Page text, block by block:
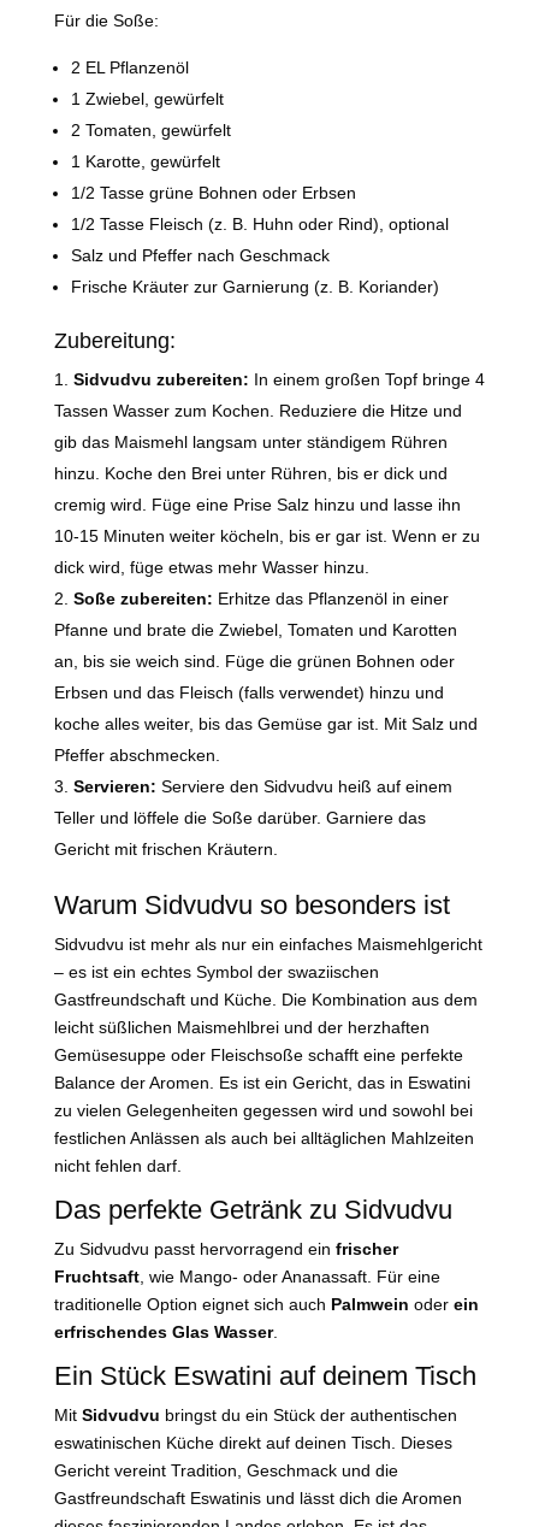
Für die Soße:
2 EL Pflanzenöl
1 Zwiebel, gewürfelt
2 Tomaten, gewürfelt
1 Karotte, gewürfelt
1/2 Tasse grüne Bohnen oder Erbsen
1/2 Tasse Fleisch (z. B. Huhn oder Rind), optional
Salz und Pfeffer nach Geschmack
Frische Kräuter zur Garnierung (z. B. Koriander)
Zubereitung:
Sidvudvu zubereiten: In einem großen Topf bringe 4
Tassen Wasser zum Kochen. Reduziere die Hitze und
gib das Maismehl langsam unter ständigem Rühren
hinzu. Koche den Brei unter Rühren, bis er dick und
cremig wird. Füge eine Prise Salz hinzu und lasse ihn
10-15 Minuten weiter köcheln, bis er gar ist. Wenn er zu
dick wird, füge etwas mehr Wasser hinzu.
Soße zubereiten: Erhitze das Pflanzenöl in einer
Pfanne und brate die Zwiebel, Tomaten und Karotten
an, bis sie weich sind. Füge die grünen Bohnen oder
Erbsen und das Fleisch (falls verwendet) hinzu und
koche alles weiter, bis das Gemüse gar ist. Mit Salz und
Pfeffer abschmecken.
Servieren: Serviere den Sidvudvu heiß auf einem
Teller und löffele die Soße darüber. Garniere das
Gericht mit frischen Kräutern.
Warum Sidvudvu so besonders ist
Sidvudvu ist mehr als nur ein einfaches Maismehlgericht
– es ist ein echtes Symbol der swaziischen
Gastfreundschaft und Küche. Die Kombination aus dem
leicht süßlichen Maismehlbrei und der herzhaften
Gemüsesuppe oder Fleischsoße schafft eine perfekte
Balance der Aromen. Es ist ein Gericht, das in Eswatini
zu vielen Gelegenheiten gegessen wird und sowohl bei
festlichen Anlässen als auch bei alltäglichen Mahlzeiten
nicht fehlen darf.
Das perfekte Getränk zu Sidvudvu
Zu Sidvudvu passt hervorragend ein frischer
Fruchtsaft, wie Mango- oder Ananassaft. Für eine
traditionelle Option eignet sich auch Palmwein oder ein
erfrischendes Glas Wasser.
Ein Stück Eswatini auf deinem Tisch
Mit Sidvudvu bringst du ein Stück der authentischen
eswatinischen Küche direkt auf deinen Tisch. Dieses
Gericht vereint Tradition, Geschmack und die
Gastfreundschaft Eswatinis und lässt dich die Aromen